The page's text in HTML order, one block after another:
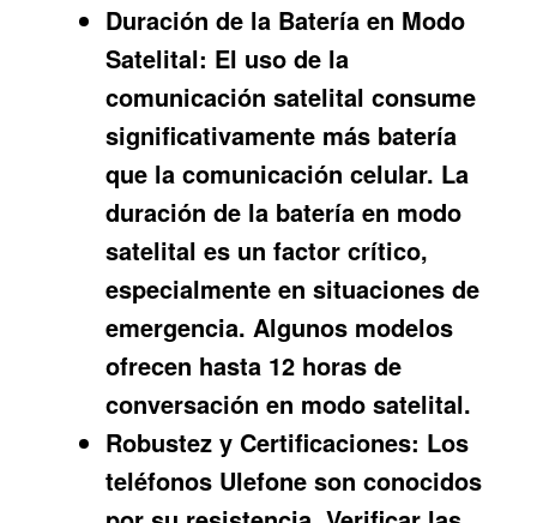
Duración de la Batería en Modo
Satelital: El uso de la
comunicación satelital consume
significativamente más batería
que la comunicación celular. La
duración de la batería en modo
satelital es un factor crítico,
especialmente en situaciones de
emergencia. Algunos modelos
ofrecen hasta 12 horas de
conversación en modo satelital.
Robustez y Certificaciones: Los
teléfonos Ulefone son conocidos